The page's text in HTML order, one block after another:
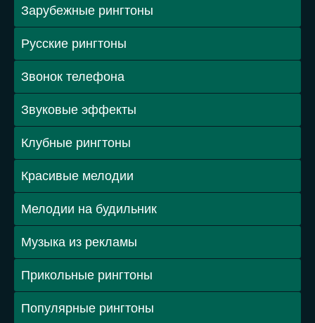
Зарубежные рингтоны
Русские рингтоны
Звонок телефона
Звуковые эффекты
Клубные рингтоны
Красивые мелодии
Мелодии на будильник
Музыка из рекламы
Прикольные рингтоны
Популярные рингтоны